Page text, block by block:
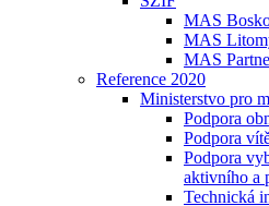
MAS
MAS
MAS
Reference 2020
Ministerstvo pro
Podpora
Podpora
Podpora
aktivního a
Technická